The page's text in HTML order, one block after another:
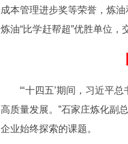
成本管理进步奖等荣誉，炼
炼油“比学赶帮超”优胜单位，
“‘十四五’期间，习近平总
高质量发展。”石家庄炼化副
企业始终探索的课题。